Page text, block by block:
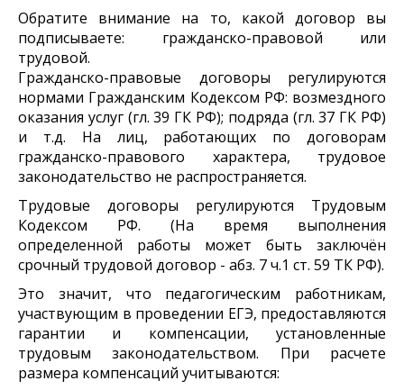
Обратите внимание на то, какой договор вы
подписываете: гражданско-правовой или
трудовой.
Гражданско-правовые договоры регулируются
нормами Гражданским Кодексом РФ: возмездного
оказания услуг (гл. 39 ГК РФ); подряда (гл. 37 ГК РФ)
и т.д. На лиц, работающих по договорам
гражданско-правового характера, трудовое
законодательство не распространяется.
Трудовые договоры регулируются Трудовым
Кодексом РФ. (На время выполнения
определенной работы может быть заключён
срочный трудовой договор - абз. 7 ч.1 ст. 59 ТК РФ).
Это значит, что педагогическим работникам,
участвующим в проведении ЕГЭ, предоставляются
гарантии и компенсации, установленные
трудовым законодательством. При расчете
размера компенсаций учитываются: